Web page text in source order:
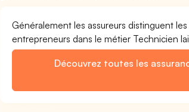
Généralement les assureurs distinguent
entrepreneurs dans le métier Technicien
Découvrez toutes les